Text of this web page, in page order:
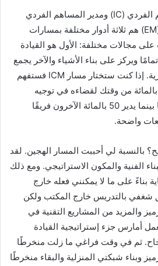
على سبيل المثال المساهم الفردي (IC) ومدير المساهم الفردي
(ICM) والمدير الهندسي (EM) هم ثلاثة أدوار مختلفة بمسارات
مجالات مختلفة: الأول هو القيادة
ويركز على بناء الأشياء والآخر يجمع
بين المهارات التقنية والإدارية. إذا كنت ستختار مسار ICM فستفهم
مقدمًا أن الدور يتطلب 50 بالمائة من وقتك لقضاءه في توجيه
المشاريع وترميزها وقيادتها بينما يدير 50 ​​بالمائة الآخرون فريقًا
واضحة.
بالنسبة لي أحببت المسار الهجين. لقد
الفنية والمكون الاستراتيجي. ومع ذلك
بناءً على ما لا يمكنني فعله خارج
شغفي بالتدريس خارج المكتب ولكن
والمزيد من المشاريع التقنية في
أمارس جزء إستراتيجية القيادة
ثم في وقت فراغي ما زلت منخرطًا
وبناء شبكتي المنزلية والبقاء منخرطًا